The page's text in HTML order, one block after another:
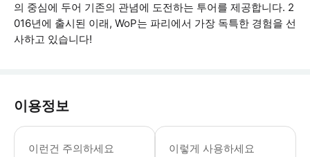
의 중심에 두어 기존의 관념에 도전하는 투어를 제공합니다. 2
016년에 출시된 이래, WoP는 파리에서 가장 독특한 경험을 선
사하고 있습니다!
이용정보
이런건 주의하세요
예약 인원이 3명 미만인 경우 투어 일
이렇게 사용하세요